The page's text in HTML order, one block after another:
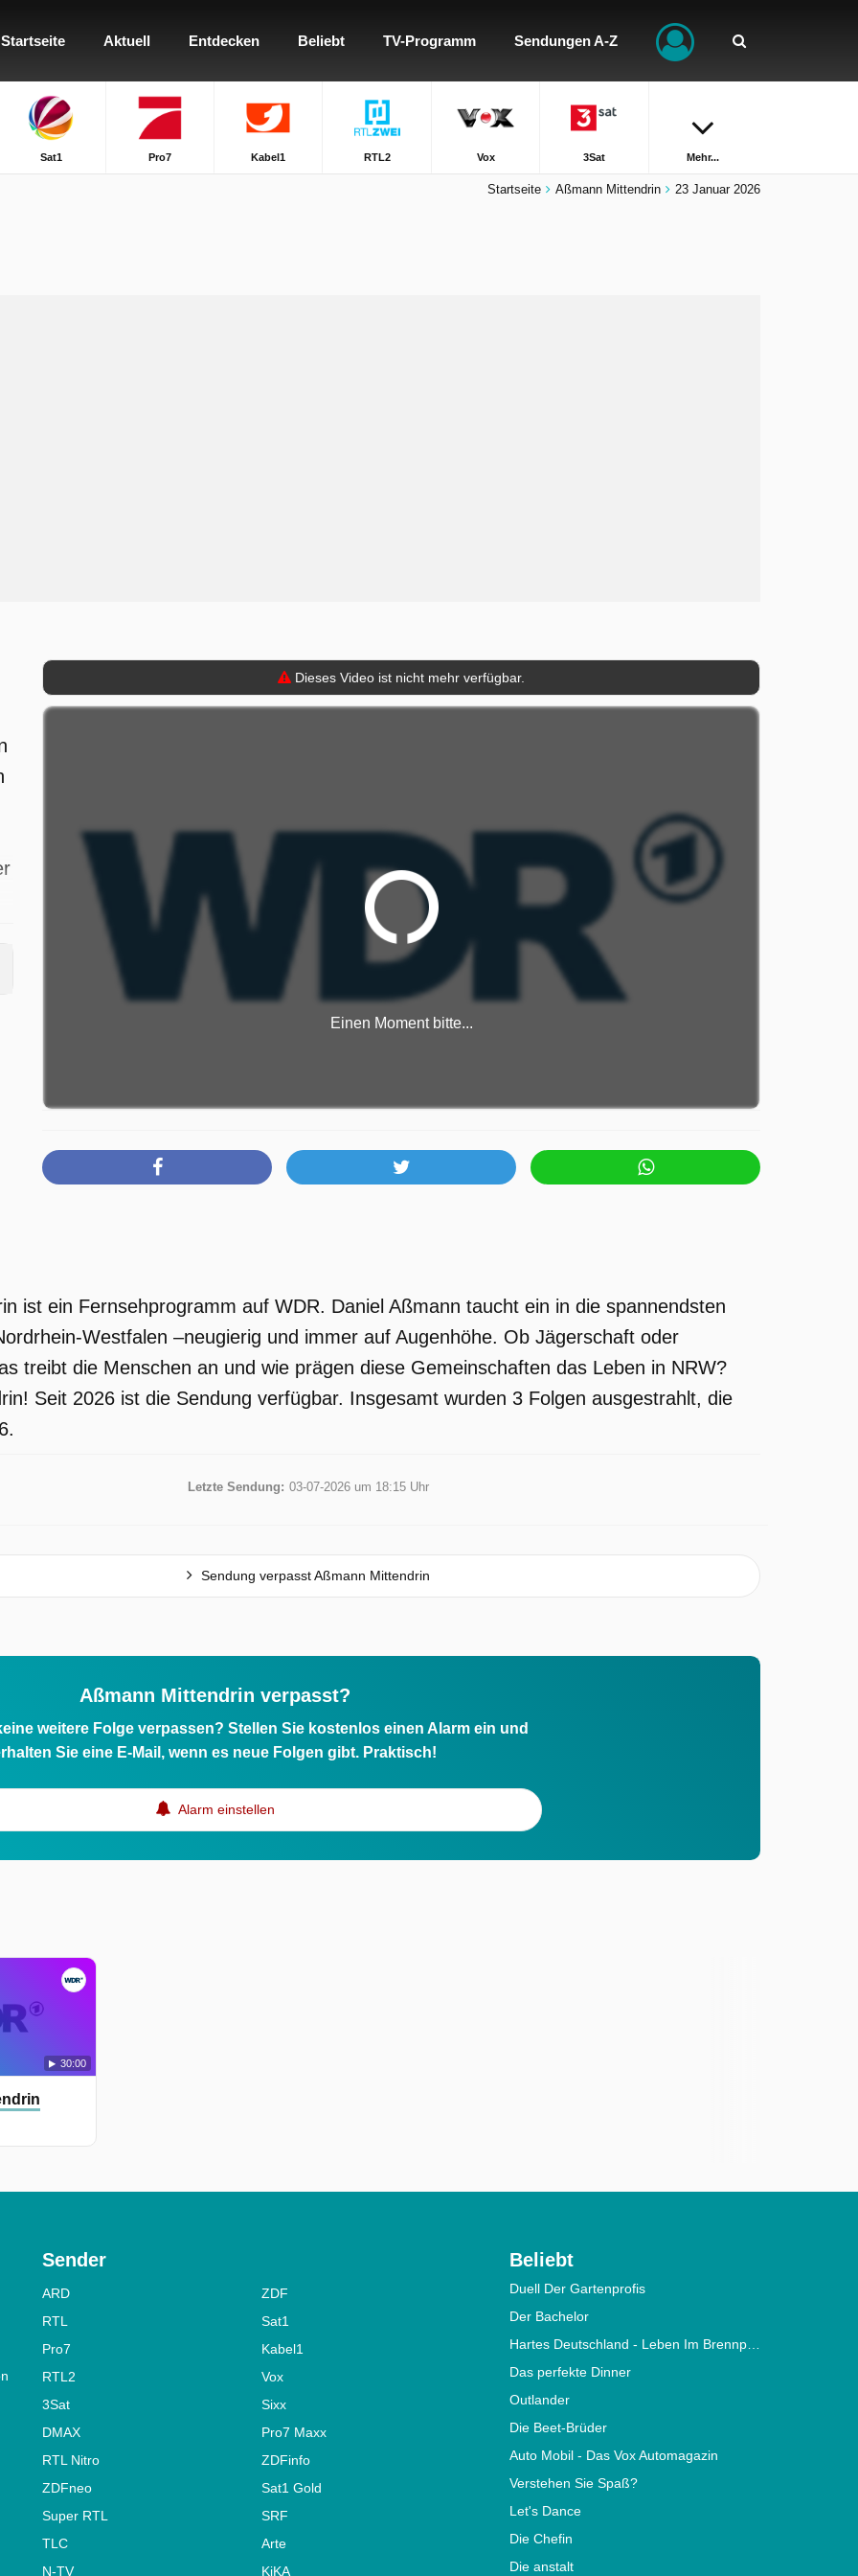
Startseite Aktuell Entdecken Beliebt TV-Programm Sendungen A-Z
Sat1 Pro7 Kabel1 RTL2 Vox 3Sat Mehr...
Startseite Aßmann Mittendrin 23 Januar 2026
Dieses Video ist nicht mehr verfügbar.
Einen Moment bitte...
ist ein Fernsehprogramm auf WDR. Daniel Aßmann taucht ein in die spannendsten
Westfalen –neugierig und immer auf Augenhöhe. Ob Jägerschaft oder
treibt die Menschen an und wie prägen diese Gemeinschaften das Leben in NRW?
Seit 2026 ist die Sendung verfügbar. Insgesamt wurden 3 Folgen ausgestrahlt, die
Letzte Sendung: 03-07-2026 um 18:15 Uhr
Sendung verpasst Aßmann Mittendrin
Aßmann Mittendrin verpasst?
weitere Folge verpassen? Stellen Sie kostenlos einen Alarm ein und
Sie eine E-Mail, wenn es neue Folgen gibt. Praktisch!
Alarm einstellen
30:00
Sender
ARD
ZDF
RTL
Sat1
Pro7
Kabel1
RTL2
Vox
3Sat
Sixx
DMAX
Pro7 Maxx
RTL Nitro
ZDFinfo
ZDFneo
Sat1 Gold
Super RTL
SRF
TLC
Arte
N-TV
KiKA
Beliebt
Duell Der Gartenprofis
Der Bachelor
Hartes Deutschland - Leben Im Brennpunkt
Das perfekte Dinner
Outlander
Die Beet-Brüder
Auto Mobil - Das Vox Automagazin
Verstehen Sie Spaß?
Let's Dance
Die Chefin
Die anstalt